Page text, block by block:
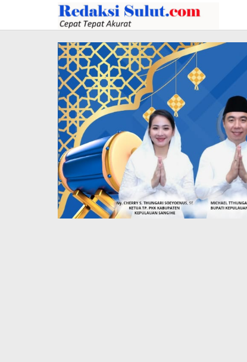
konten